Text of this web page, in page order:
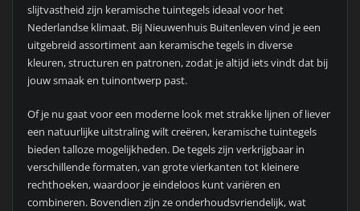
slijtvastheid zijn keramische tuintegels ideaal voor het
Nederlandse klimaat. Bij Nieuwenhuis Buitenleven vind je een
uitgebreid assortiment aan keramische tegels in diverse
kleuren, structuren en patronen, zodat je altijd iets vindt dat bij
jouw smaak en tuinontwerp past.
Of je nu gaat voor een moderne look met strakke lijnen of liever
een natuurlijke uitstraling wilt creëren, keramische tuintegels
bieden talloze mogelijkheden. De tegels zijn verkrijgbaar in
verschillende formaten, van grote vierkanten tot kleinere
rechthoeken, waardoor je eindeloos kunt variëren en
combineren. Bovendien zijn ze onderhoudsvriendelijk, wat